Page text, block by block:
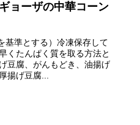
ョーザの中華コーン
基準とする）冷凍保存して
くたんぱく質を取る方法と
豆腐、がんもどき、油揚げ
揚げ豆腐...